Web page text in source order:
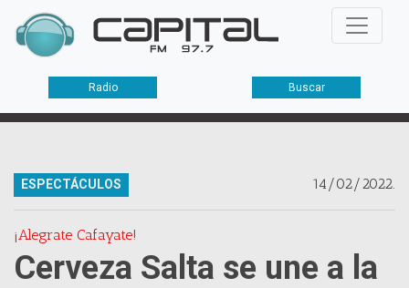
Radio Buscar
14/02/2022.
ESPECTÁCULOS
¡Alegrate Cafayate!
Cerveza Salta se une a la